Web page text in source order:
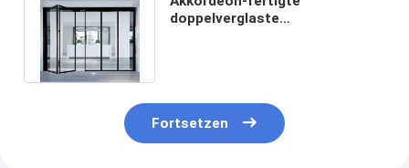
doppelverglaste
Fortsetzen